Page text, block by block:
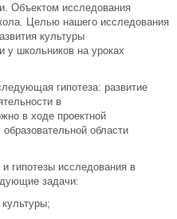
Объектом исследования
Целью нашего исследования
культуры
у школьников на уроках
гипотеза: развитие
в
в ходе проектной
области
гипотезы исследования в
задачи: